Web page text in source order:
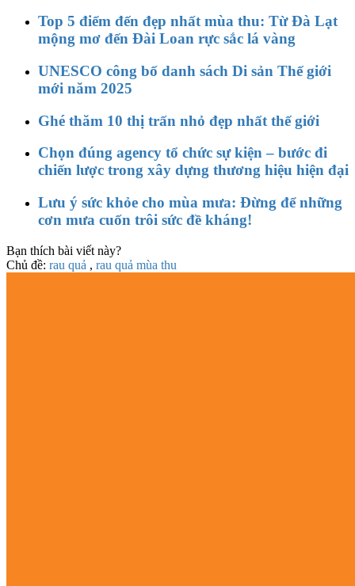
Top 5 điểm đến đẹp nhất mùa thu: Từ Đà Lạt
mộng mơ đến Đài Loan rực sắc lá vàng
UNESCO công bố danh sách Di sản Thế giới
mới năm 2025
Ghé thăm 10 thị trấn nhỏ đẹp nhất thế giới
Chọn đúng agency tổ chức sự kiện – bước đi
chiến lược trong xây dựng thương hiệu hiện đại
Lưu ý sức khỏe cho mùa mưa: Đừng để những
cơn mưa cuốn trôi sức đề kháng!
Bạn thích bài viết này?
Chủ đề: rau quả , rau quả mùa thu